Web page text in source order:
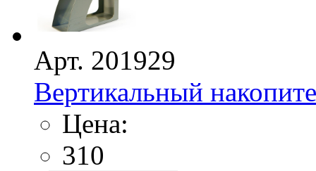
Арт. 201929
Вертикальный
Цена:
310